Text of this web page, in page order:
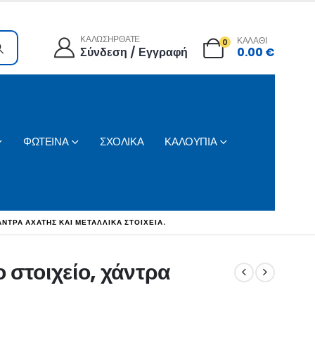
ΚΑΛΩΣΗΡΘΑΤΕ
Σύνδεση / Εγγραφή
0 ΚΑΛΑΘΙ
0.00 €
ΦΩΤΕΙΝΑ ΣΧΟΛΙΚΑ ΚΑΛΟΥΠΙΑ
ΑΧΆΤΗΣ ΚΑΙ ΜΕΤΑΛΛΙΚΆ ΣΤΟΙΧΕΊΑ.
χάντρα